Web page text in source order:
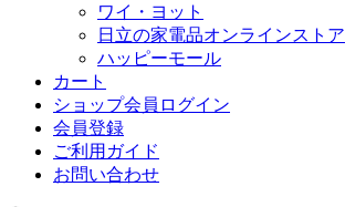
ワイ・ヨット
日立の家電品オンラインストア
ハッピーモール
カート
ショップ会員ログイン
会員登録
ご利用ガイド
お問い合わせ